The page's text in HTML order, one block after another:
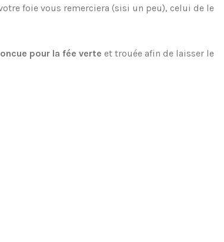
foie vous remerciera (sisi un peu), celui de le
pour la fée verte et trouée afin de laisser le